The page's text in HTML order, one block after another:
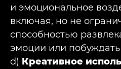
и эмоциональное
включая, но не
способностью
эмоции или
d) Креативное